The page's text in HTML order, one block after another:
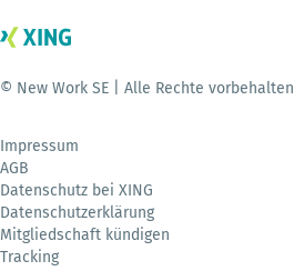
© New Work SE | Alle Rechte vorbehalten
Impressum
AGB
Datenschutz bei XING
Datenschutzerklärung
Mitgliedschaft kündigen
Tracking